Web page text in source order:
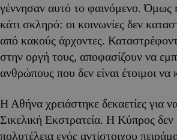
γέννησαν αυτό το φαινόμενο. Όμως η
κάτι σκληρό: οι κοινωνίες δεν
από κακούς άρχοντες.
στην οργή τους, αποφασίζουν να
ανθρώπους που δεν είναι έτοιμοι
Η Αθήνα χρειάστηκε δεκαετίες για
Σικελική Εκστρατεία. Η Κύπρος δεν
πολυτέλεια ενός αντίστοιχου